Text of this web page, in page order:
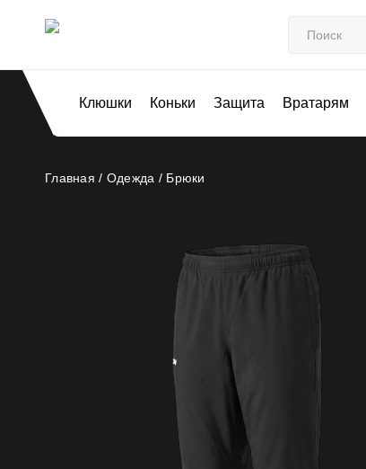
Клюшки Коньки Защита Вратарям
Главная / Одежда / Брюки